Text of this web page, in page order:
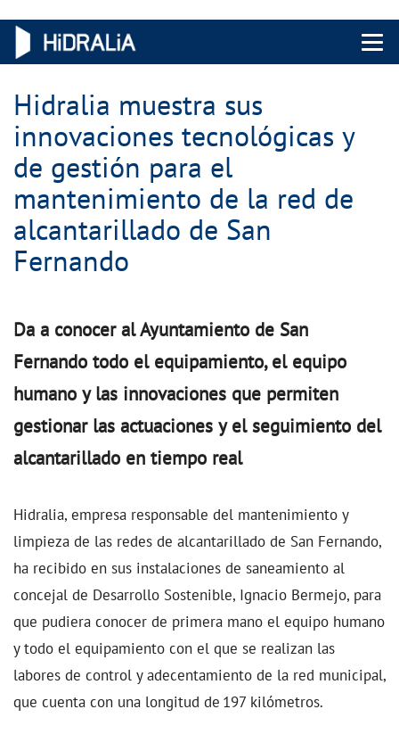
Menu
Hidralia muestra sus
innovaciones tecnológicas y
de gestión para el
mantenimiento de la red de
alcantarillado de San
Fernando
Da a conocer al Ayuntamiento de San
Fernando todo el equipamiento, el equipo
humano y las innovaciones que permiten
gestionar las actuaciones y el seguimiento del
alcantarillado en tiempo real
Hidralia, empresa responsable del mantenimiento y
limpieza de las redes de alcantarillado de San Fernando,
ha recibido en sus instalaciones de saneamiento al
concejal de Desarrollo Sostenible, Ignacio Bermejo, para
que pudiera conocer de primera mano el equipo humano
y todo el equipamiento con el que se realizan las
labores de control y adecentamiento de la red municipal,
que cuenta con una longitud de 197 kilómetros.